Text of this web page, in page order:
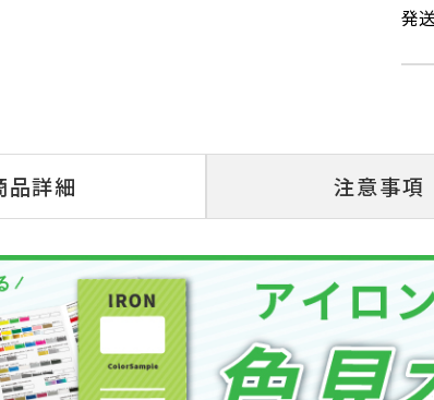
発
品詳細 注意事項